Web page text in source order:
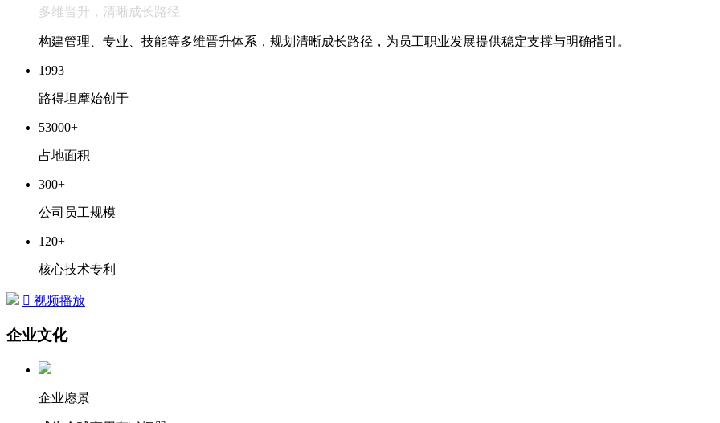
多维晋升，清晰成长路径
构建管理、专业、技能等多维晋升体系，规划清晰成长路径，为员工职业发展提供稳定支撑与明确指引。
1993
路得坦摩始创于
53000+
占地面积
300+
公司员工规模
120+
核心技术专利
 视频播放
企业文化
企业愿景